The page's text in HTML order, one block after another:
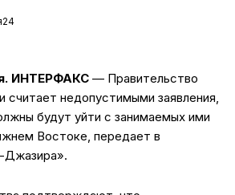
ИНТЕРФАКС — Правительство
считает недопустимыми заявления,
будут уйти с занимаемых ими
Востоке, передает в
Джазира».